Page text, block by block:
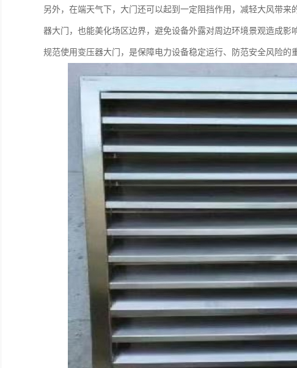
另外，在端天气下，大门还可以起到一定阻挡作用，减轻大风带
器大门，也能美化场区边界，避免设备外露对周边环境景观造成影
规范使用变压器大门，是保障电力设备稳定运行、防范安全风险的